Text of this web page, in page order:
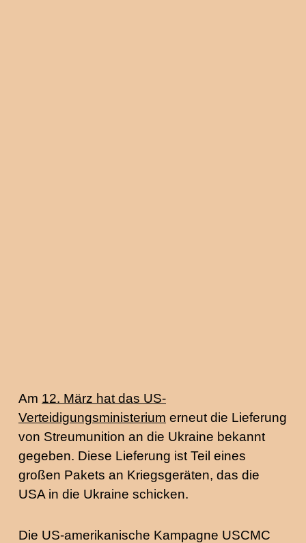
Am 12. März hat das US-
Verteidigungsministerium erneut die Lieferung
von Streumunition an die Ukraine bekannt
gegeben. Diese Lieferung ist Teil eines
großen Pakets an Kriegsgeräten, das die
USA in die Ukraine schicken.
Die US-amerikanische Kampagne USCMC